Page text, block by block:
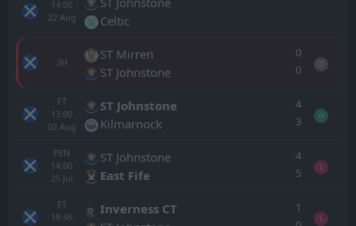
14:00
22 Aug
Celtic
2H
ST Mirren
ST Johnstone
0
0
D
FT
13:00
02 Aug
ST Johnstone
Kilmarnock
4
3
W
PEN
14:00
25 Jul
ST Johnstone
East Fife
4
5
L
FT
18:45
Inverness CT
1
L